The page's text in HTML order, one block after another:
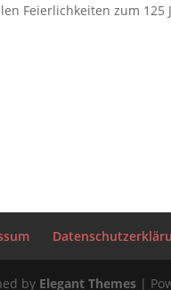
Feierlichkeiten zum 125
by Elegant Themes |